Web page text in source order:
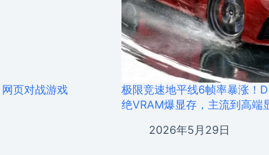
页对战游戏
极限竞速地平线6帧率暴涨！
绝VRAM爆显存，主流到高端
2026年5月29日